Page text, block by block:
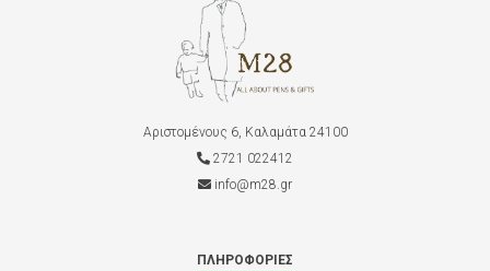
Αριστομένους 6, Καλαμάτα 24100
2721 022412
info@m28.gr
ΠΛΗΡΟΦΟΡΊΕΣ